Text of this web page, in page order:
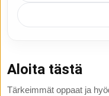
Aloita tästä
Tärkeimmät oppaat ja